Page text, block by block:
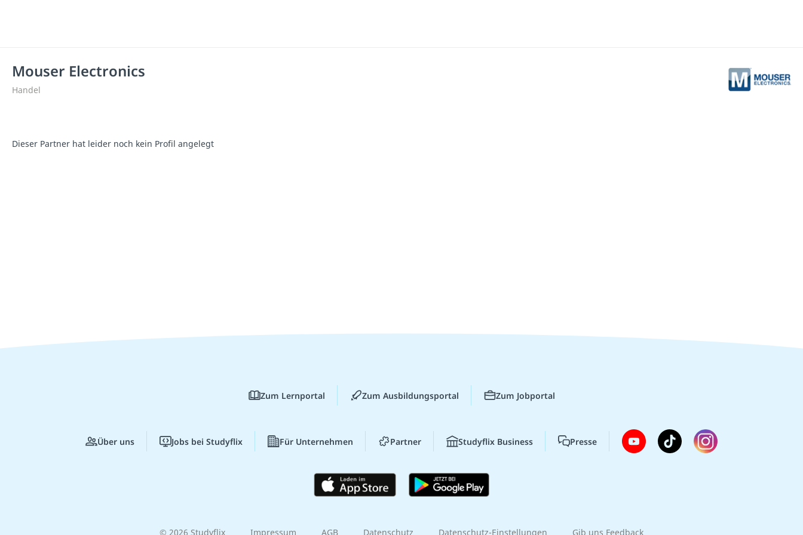
Mouser Electronics
Handel
Dieser Partner hat leider noch kein Profil angelegt
Zum Lernportal Zum Ausbildungsportal Zum Jobportal
Über uns Jobs bei Studyflix Für Unternehmen Partner Studyflix Business Presse
© 2026 Studyflix Impressum AGB Datenschutz Datenschutz-Einstellungen Gib uns Feedback